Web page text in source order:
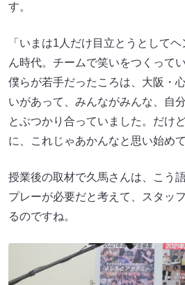
す。
「いまは1人だけ目立とうとして
ん時代。チームで笑いをつくって
僕らが若手だったころは、大阪・
いがあって、みんながみんな、自
とぶつかり合っていました。だけ
に、これじゃあかんなと思い始め
授業後の取材で久馬さんは、こう
プレーが必要だと考えて、スタッ
るのですね。